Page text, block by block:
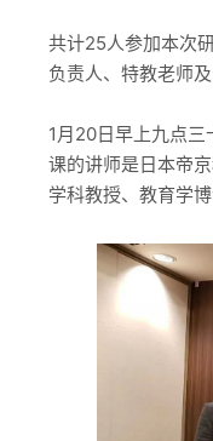
共计25人参加本次
负责人、特教老师
1月20日早上九点
课的讲师是日本帝
学科教授、教育学博